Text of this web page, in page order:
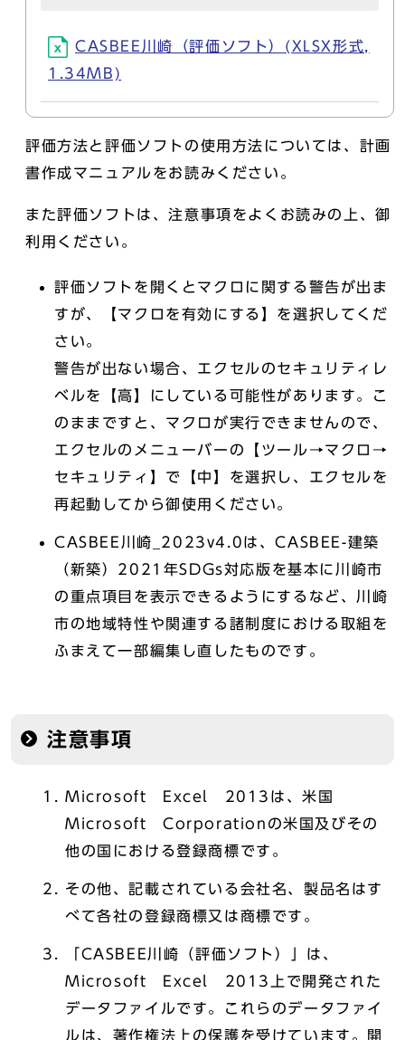
CASBEE川崎（評価ソフト）(XLSX形式,
1.34MB)
評価方法と評価ソフトの使用方法については、計画
書作成マニュアルをお読みください。
また評価ソフトは、注意事項をよくお読みの上、御
利用ください。
評価ソフトを開くとマクロに関する警告が出ま
すが、【マクロを有効にする】を選択してくだ
さい。
警告が出ない場合、エクセルのセキュリティレ
ベルを【高】にしている可能性があります。こ
のままですと、マクロが実行できませんので、
エクセルのメニューバーの【ツール→マクロ→
セキュリティ】で【中】を選択し、エクセルを
再起動してから御使用ください。
CASBEE川崎_2023v4.0は、CASBEE-建築
（新築）2021年SDGs対応版を基本に川崎市
の重点項目を表示できるようにするなど、川崎
市の地域特性や関連する諸制度における取組を
ふまえて一部編集し直したものです。
注意事項
Microsoft Excel 2013は、米国
Microsoft Corporationの米国及びその
他の国における登録商標です。
その他、記載されている会社名、製品名はす
べて各社の登録商標又は商標です。
「CASBEE川崎（評価ソフト）」は、
Microsoft Excel 2013上で開発された
データファイルです。これらのデータファイ
ルは、著作権法上の保護を受けています。開